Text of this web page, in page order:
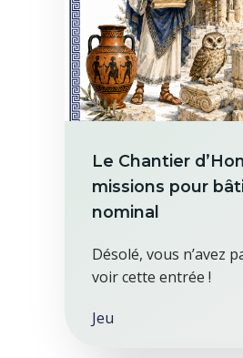
Le Chantier
missions pour
nominal
Désolé, vous n’avez
voir cette entrée !
Jeu